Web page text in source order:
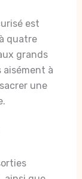
est
quatre
grands
aisément à
une